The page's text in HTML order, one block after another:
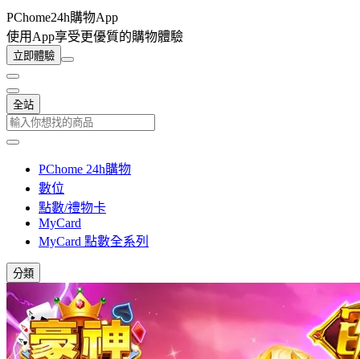
PChome24h購物App
使用App享受更優質的購物體驗
立即體驗
全站
PChome 24h購物
數位
點數/禮物卡
MyCard
MyCard 點數全系列
分類